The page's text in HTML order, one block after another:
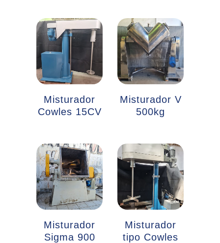
Misturador
Cowles 15CV
Misturador V
500kg
Misturador
Sigma 900
Misturador
tipo Cowles